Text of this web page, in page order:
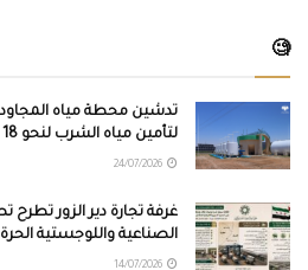
🧐
تدشين محطة مياه
لتأمين مياه الشرب لنحو 18 ألف نسمة
غرفة تجارة دير الزور تطرح
الصناعية واللوجستية الحرة